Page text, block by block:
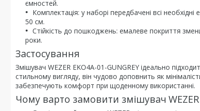
ємностей.
Комплектація: у наборі передбачені всі
50 см.
Стійкість до пошкоджень: емалеве покриття
роки.
Застосування
Змішувач WEZER EKO4A-01-GUNGREY ідеально
стильному вигляду, він чудово доповнить як
забезпечують комфорт при щоденному використанні.
Чому варто замовити змішувач